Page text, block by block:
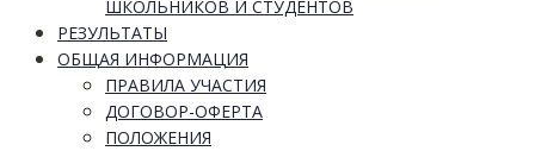
ШКОЛЬНИКОВ И СТУДЕНТОВ
РЕЗУЛЬТАТЫ
ОБЩАЯ ИНФОРМАЦИЯ
ПРАВИЛА УЧАСТИЯ
ДОГОВОР-ОФЕРТА
ПОЛОЖЕНИЯ